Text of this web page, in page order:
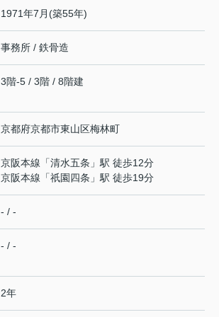
1971年7月(築55年)
事務所 / 鉄骨造
3階-5 / 3階 / 8階建
京都府京都市東山区梅林町
京阪本線 「清水五条 」駅 徒歩12分
京阪本線 「祇園四条 」駅 徒歩19分
- / -
- / -
2年